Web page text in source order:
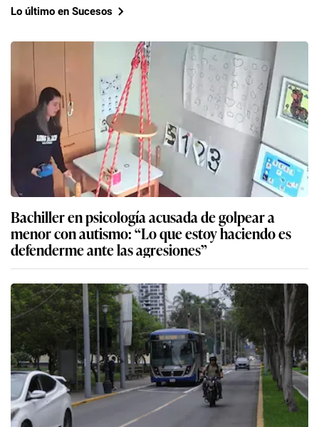
Lo último en Sucesos
Bachiller en psicología acusada de golpear a
menor con autismo: “Lo que estoy haciendo es
defenderme ante las agresiones”